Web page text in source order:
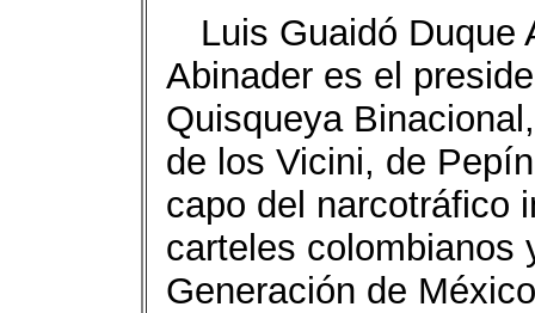
Luis Guaidó Duque
Abinader es el
Quisqueya
de los Vicini, de
capo del narcotráfico
carteles colombianos
Generación de